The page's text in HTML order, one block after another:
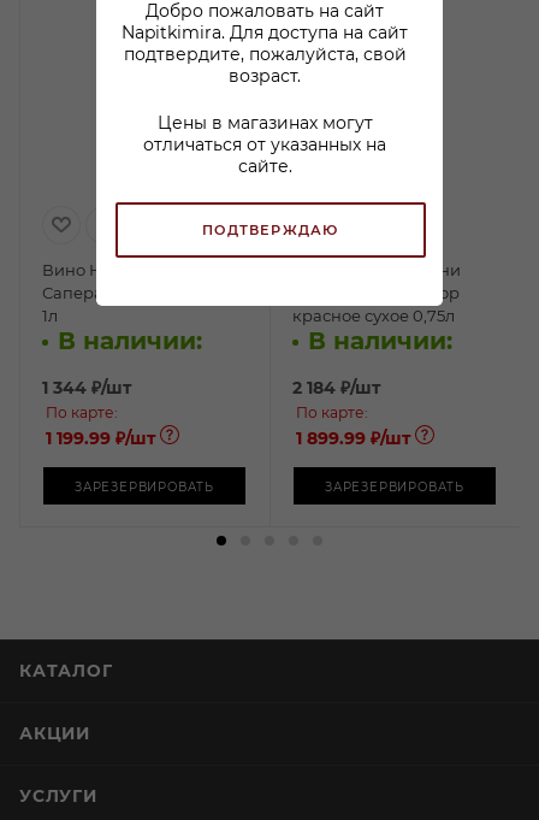
Добро пожаловать на сайт
Napitkimira. Для доступа на сайт
подтвердите, пожалуйста, свой
возраст.
Цены в магазинах могут
отличаться от указанных на
сайте.
ПОДТВЕРЖДАЮ
Вино НалиВайн
Саперави красное сухое
1л
В наличии:
1 344 ₽/шт
По карте:
1 199.99 ₽/шт
ЗАРЕЗЕРВИРОВАТЬ
Вино Шато Мухрани
Саперави Супериор
красное сухое 0,75л
В наличии:
2 184 ₽/шт
По карте:
1 899.99 ₽/шт
ЗАРЕЗЕРВИРОВАТЬ
КАТАЛОГ
АКЦИИ
УСЛУГИ